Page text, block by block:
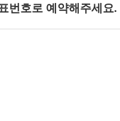
번호로 예약해주세요.